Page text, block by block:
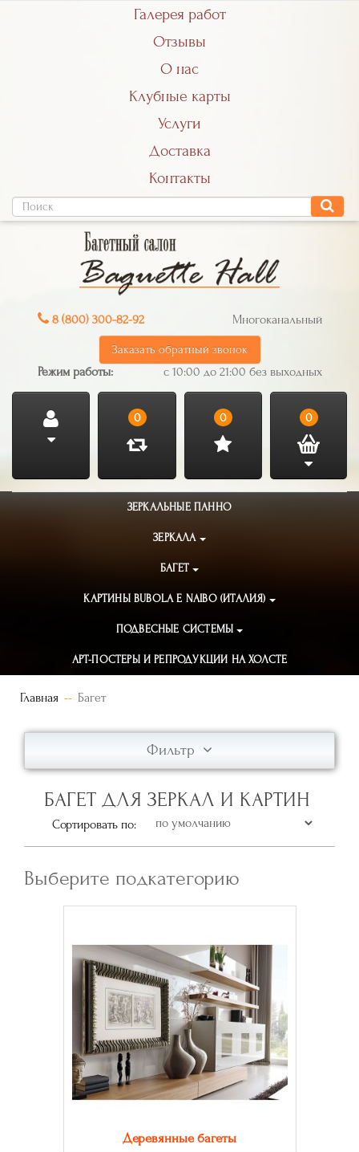
Галерея работ
Отзывы
О нас
Клубные карты
Услуги
Доставка
Контакты
8 (800) 300-82-92 Многоканальный
Заказать обратный звонок
Режим работы: с 10:00 до 21:00 без выходных
0 0 0
ЗЕРКАЛЬНЫЕ ПАННО
ЗЕРКАЛА
БАГЕТ
КАРТИНЫ BUBOLA E NAIBO (ИТАЛИЯ)
ПОДВЕСНЫЕ СИСТЕМЫ
АРТ-ПОСТЕРЫ И РЕПРОДУКЦИИ НА ХОЛСТЕ
Главная Багет
Фильтр
БАГЕТ ДЛЯ ЗЕРКАЛ И КАРТИН
Сортировать по:
Выберите подкатегорию
Деревянные багеты